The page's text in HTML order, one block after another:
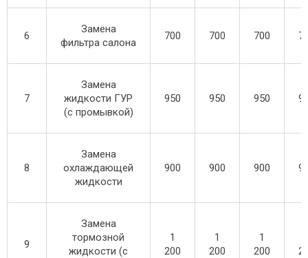
6
Замена
фильтра салона
700 700 700
7
Замена
жидкости ГУР
(с промывкой)
950 950 950
8
Замена
охлаждающей
жидкости
900 900 900
9
Замена
тормозной
жидкости (с
1
200
1
200
1
200